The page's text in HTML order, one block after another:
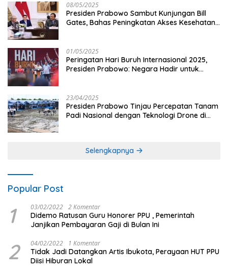
08/05/2025
Presiden Prabowo Sambut Kunjungan Bill
Gates, Bahas Peningkatan Akses Kesehatan
01/05/2025
Peringatan Hari Buruh Internasional 2025,
Presiden Prabowo: Negara Hadir untuk
23/04/2025
Presiden Prabowo Tinjau Percepatan Tanam
Padi Nasional dengan Teknologi Drone di
Selengkapnya
Popular Post
1 03/02/2022 2 Komentar
Didemo Ratusan Guru Honorer PPU , Pemerintah
Janjikan Pembayaran Gaji di Bulan Ini
2 04/02/2022 1 Komentar
Tidak Jadi Datangkan Artis Ibukota, Perayaan HUT PPU
Diisi Hiburan Lokal